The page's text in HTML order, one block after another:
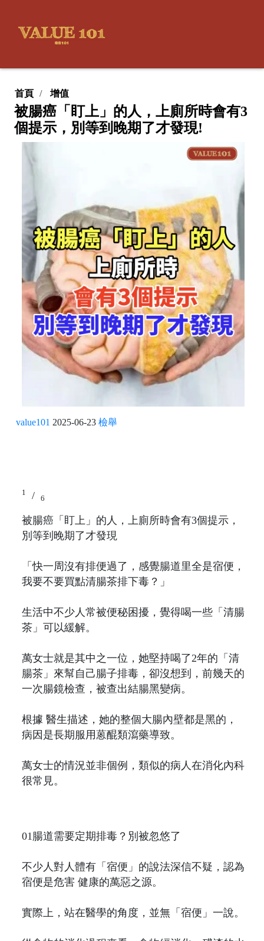
首頁 增值
被腸癌「盯上」的人，上廁所時會有3
個提示，別等到晚期了才發現!
value101 2025-06-23 檢舉
1 / 6
被腸癌「盯上」的人，上廁所時會有3個提示，
別等到晚期了才發現
「快一周沒有排便過了，感覺腸道里全是宿便，
我要不要買點清腸茶排下毒？」
生活中不少人常被便秘困擾，覺得喝一些「清腸
茶」可以緩解。
萬女士就是其中之一位，她堅持喝了2年的「清
腸茶」來幫自己腸子排毒，卻沒想到，前幾天的
一次腸鏡檢查，被查出結腸黑變病。
根據 醫生描述，她的整個大腸內壁都是黑的，
病因是長期服用蒽醌類瀉藥導致。
萬女士的情況並非個例，類似的病人在消化內科
很常見。
01腸道需要定期排毒？別被忽悠了
不少人對人體有「宿便」的說法深信不疑，認為
宿便是危害 健康的萬惡之源。
實際上，站在醫學的角度，並無「宿便」一說。